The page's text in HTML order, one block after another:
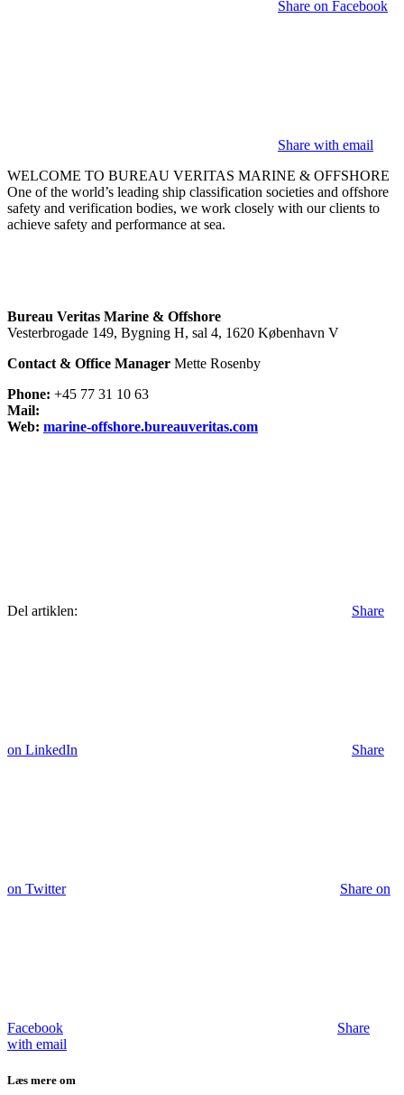
Share on Facebook
Share with email
WELCOME TO BUREAU VERITAS MARINE & OFFSHORE
One of the world’s leading ship classification societies and offshore
safety and verification bodies, we work closely with our clients to
achieve safety and performance at sea.
Bureau Veritas Marine & Offshore
Vesterbrogade 149, Bygning H, sal 4, 1620 København V
Contact & Office Manager Mette Rosenby
Phone: +45 77 31 10 63
Mail:
Web: marine-offshore.bureauveritas.com
Del artiklen: Share
on LinkedIn Share
on Twitter Share on
Facebook
Share
with email
Læs mere om